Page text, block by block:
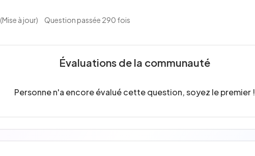
(Mise à jour) Question passée 290 fois
Évaluations de la communauté
Personne n'a encore évalué cette question, soyez le premier !